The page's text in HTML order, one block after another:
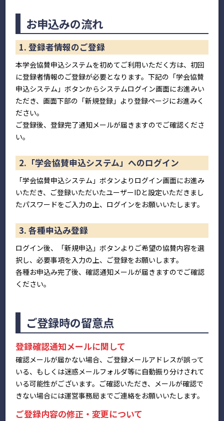
お申込みの流れ
1. 登録者情報のご登録
本学会協賛申込システムを初めてご利用いただく方は、初回
に登録者情報のご登録が必要となります。下記の「学会協賛
申込システム」ボタンからシステムログイン画面にお進みい
ただき、画面下部の「新規登録」より登録ページにお進みく
ださい。
ご登録後、登録完了通知メールが届きますのでご確認くださ
い。
2.「学会協賛申込システム」へのログイン
「学会協賛申込システム」ボタンよりログイン画面にお進み
いただき、ご登録いただいたユーザーIDと設定いただきまし
たパスワードをご入力の上、ログインをお願いいたします。
3. 各種申込み登録
ログイン後、「新規申込」ボタンよりご希望の協賛内容を選
択し、必要事項を入力の上、ご登録をお願いします。
各種お申込み完了後、確認通知メールが届きますのでご確認
ください。
ご登録時の留意点
登録確認通知メールに関して
確認メールが届かない場合、ご登録メールアドレスが誤って
いる、もしくは迷惑メールフォルダ等に自動振り分けされて
いる可能性がございます。ご確認いただき、メールが確認で
きない場合には運営事務局までご連絡をお願いいたします。
ご登録内容の修正・変更について